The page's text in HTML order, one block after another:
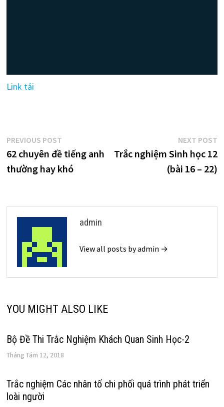
Link tải
Điều
hướng
PREVIOUS POSTPrevious
post:
62 chuyên đề tiếng anh
thường hay khó
NEXT POST
Trắc nghiệm Sinh học 12
(bài 16 – 22)
admin
View all posts by admin →
YOU MIGHT ALSO LIKE
Bộ Đề Thi Trắc Nghiệm Khách Quan Sinh Học-2
Tháng Tám 12, 2018
Trắc nghiệm Các nhân tố chi phối quá trình phát triển
loài người